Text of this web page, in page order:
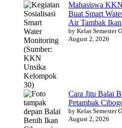
Mahasiswa
Buat Smart
Air Tambak
by Kelas Semester
August 2, 2026
Cara Jitu Balai
Petambak
by Kelas Semester
August 2, 2026